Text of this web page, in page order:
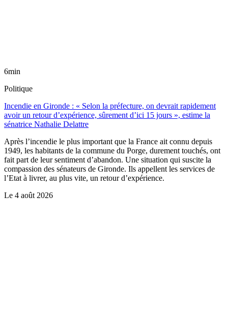
6min
Politique
Incendie en Gironde : « Selon la préfecture, on devrait rapidement
avoir un retour d’expérience, sûrement d’ici 15 jours », estime la
sénatrice Nathalie Delattre
Après l’incendie le plus important que la France ait connu depuis
1949, les habitants de la commune du Porge, durement touchés, ont
fait part de leur sentiment d’abandon. Une situation qui suscite la
compassion des sénateurs de Gironde. Ils appellent les services de
l’Etat à livrer, au plus vite, un retour d’expérience.
Le 4 août 2026